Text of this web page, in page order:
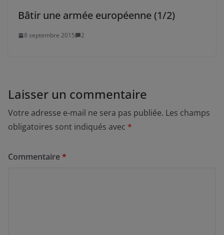
Bâtir une armée européenne (1/2)
8 septembre 2015 2
Laisser un commentaire
Votre adresse e-mail ne sera pas publiée. Les champs
obligatoires sont indiqués avec *
Commentaire*